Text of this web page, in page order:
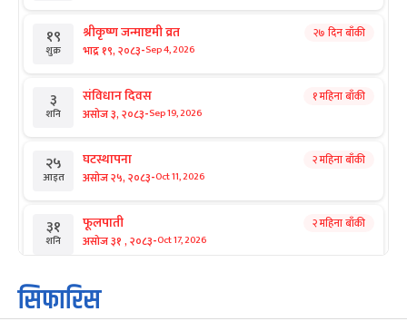
१९
शुक्र
श्रीकृष्ण जन्माष्टमी व्रत
भाद्र १९, २०८३-Sep 4, 2026
२७ दिन बाँकी
३
शनि
संविधान दिवस
असोज ३, २०८३-Sep 19, 2026
१ महिना बाँकी
२५
आइत
घटस्थापना
असोज २५, २०८३-Oct 11, 2026
२ महिना बाँकी
३१
शनि
फूलपाती
असोज ३१ , २०८३-Oct 17, 2026
२ महिना बाँकी
१
आइत
कार्तिक सङ्क्रान्ति
कार्तिक १, २०८३
सिफारिस